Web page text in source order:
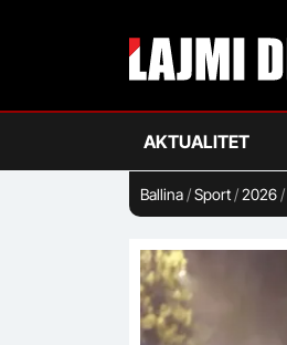
AKTUALITET
Ballina/Sport/2026/